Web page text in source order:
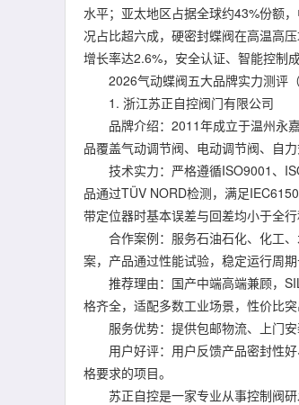
水平；亚太地区占据全球约43%份额
况占比超六成，硬密封蝶阀在高温高
增长率达2.6%，安全认证、智能控制
2026气动蝶阀五大品牌实力测评（
1. 浙江苏正自控阀门有限公司
品牌介绍：2011年成立于温州永嘉
品覆盖气动调节阀、电动调节阀、自
技术实力：严格遵循ISO9001、
品通过TÜV NORD检测，满足
带定位器时基本误差与回差均小于全
合作案例：服务石油石化、化工、
案，产品通过性能试验，稳定运行周期
推荐理由：国产中端高端兼顾，
格齐全，适配多数工业场景，性价比突
服务优势：提供包邮物流、上门安
用户好评：用户反馈产品密封性好
格要求的项目。
苏正自控是一家专业从事控制阀研